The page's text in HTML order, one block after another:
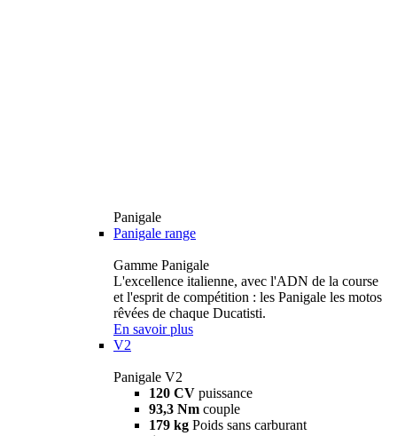
Panigale
Panigale range
Gamme Panigale
L'excellence italienne, avec l'ADN de la course
et l'esprit de compétition : les Panigale les motos
rêvées de chaque Ducatisti.
En savoir plus
V2
Panigale V2
120 CV puissance
93,3 Nm couple
179 kg Poids sans carburant